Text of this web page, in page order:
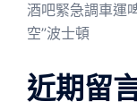
酒吧緊急調車運
空”波士頓
近期留